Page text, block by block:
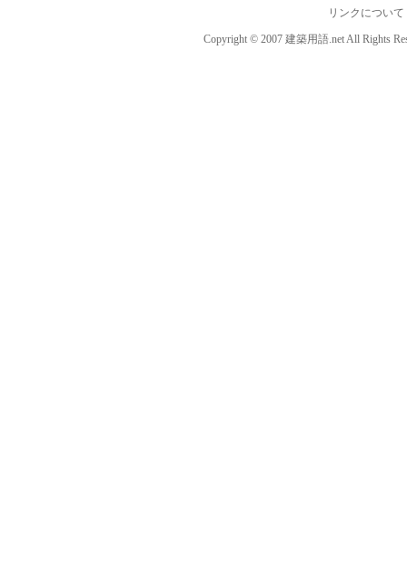
リンクについて
Copyright © 2007 建築用語.net All Rights